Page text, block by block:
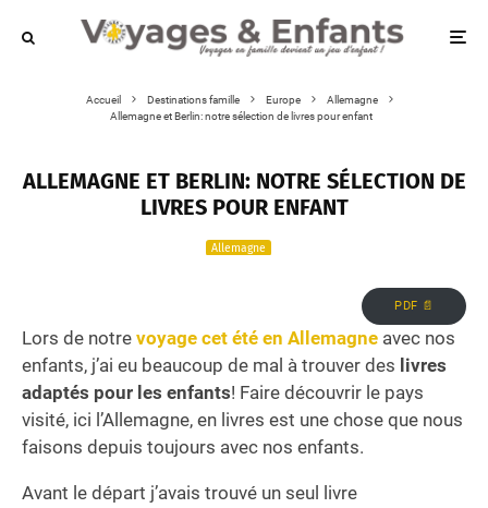
Accueil Destinations famille Europe
Allemagne
Allemagne et Berlin: notre sélection de livres pour enfant
ALLEMAGNE ET BERLIN: NOTRE SÉLECTION DE
LIVRES POUR ENFANT
Allemagne
PDF 📄
Lors de notre voyage cet été en Allemagne avec nos
enfants, j’ai eu beaucoup de mal à trouver des livres
adaptés pour les enfants! Faire découvrir le pays
visité, ici l’Allemagne, en livres est une chose que nous
faisons depuis toujours avec nos enfants.
Avant le départ j’avais trouvé un seul livre